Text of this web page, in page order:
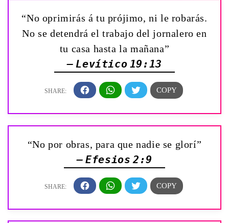
“No oprimirás á tu prójimo, ni le robarás.
No se detendrá el trabajo del jornalero en
tu casa hasta la mañana”
— Levítico 19:13
“No por obras, para que nadie se glorí”
— Efesios 2:9